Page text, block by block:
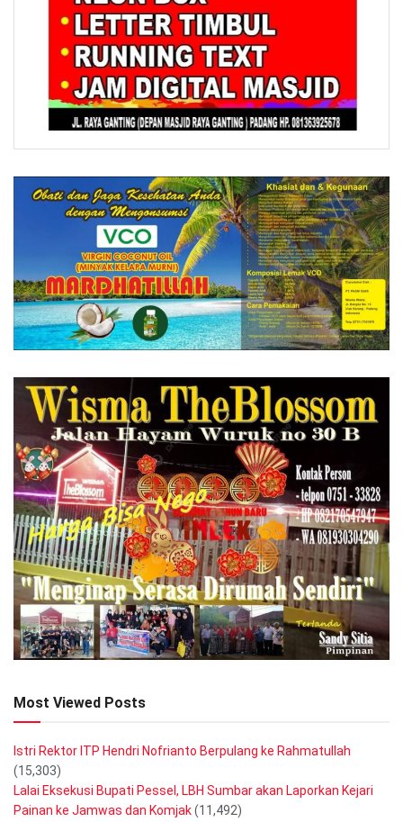
Most Viewed Posts
Istri Rektor ITP Hendri Nofrianto Berpulang ke Rahmatullah
(15,303)
Lalai Eksekusi Bupati Pessel, LBH Sumbar akan Laporkan Kejari
Painan ke Jamwas dan Komjak(11,492)